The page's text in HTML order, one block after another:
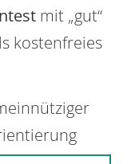
mit „gut“
kostenfreies